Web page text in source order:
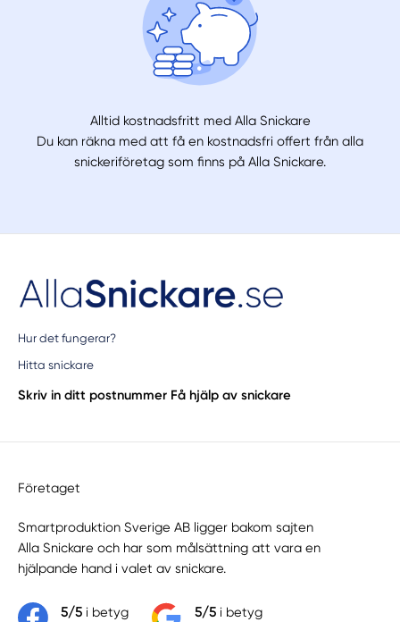
Alltid kostnadsfritt med Alla Snickare
Du kan räkna med att få en kostnadsfri offert från alla
snickeriföretag som finns på Alla Snickare.
Hur det fungerar?
Hitta snickare
Skriv in ditt postnummer Få hjälp av snickare
Företaget
Smartproduktion Sverige AB ligger bakom sajten
Alla Snickare och har som målsättning att vara en
hjälpande hand i valet av snickare.
5/5i betyg 5/5i betyg